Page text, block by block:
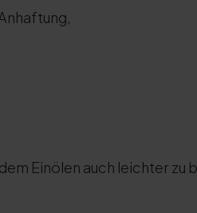
Einölen auch leichter zu